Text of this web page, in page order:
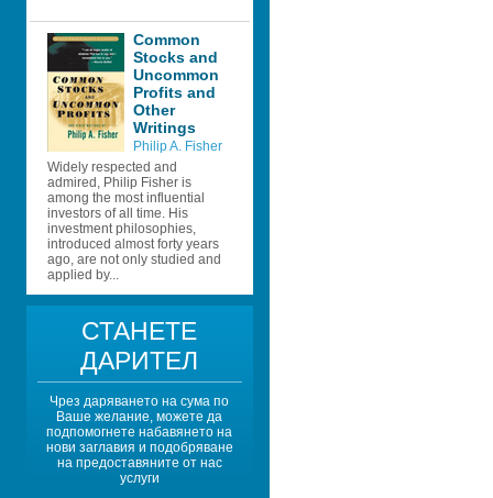
Common
Stocks and
Uncommon
Profits and
Other
Writings
Philip A. Fisher
Widely respected and
admired, Philip Fisher is
among the most influential
investors of all time. His
investment philosophies,
introduced almost forty years
ago, are not only studied and
applied by...
СТАНЕТЕ
ДАРИТЕЛ
Чрез даряването на сума по
Ваше желание, можете да
подпомогнете набавянето на
нови заглавия и подобряване
на предоставяните от нас
услуги